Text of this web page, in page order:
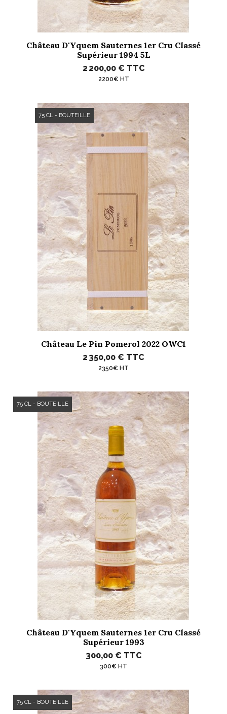
Château D'Yquem Sauternes 1er Cru Classé
Supérieur 1994 5L
2 200,00 € TTC
2200€ HT
Château Le Pin Pomerol 2022 OWC1
2 350,00 € TTC
2350€ HT
75 CL - BOUTEILLE
Château D'Yquem Sauternes 1er Cru Classé
Supérieur 1993
300,00 € TTC
300€ HT
75 CL - BOUTEILLE
75 CL - BOUTEILLE